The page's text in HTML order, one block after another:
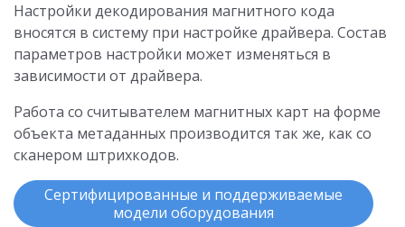
Настройки декодирования магнитного кода
вносятся в систему при настройке драйвера. Состав
параметров настройки может изменяться в
зависимости от драйвера.
Работа со считывателем магнитных карт на форме
объекта метаданных производится так же, как со
сканером штрихкодов.
Сертифицированные и поддерживаемые
модели оборудования